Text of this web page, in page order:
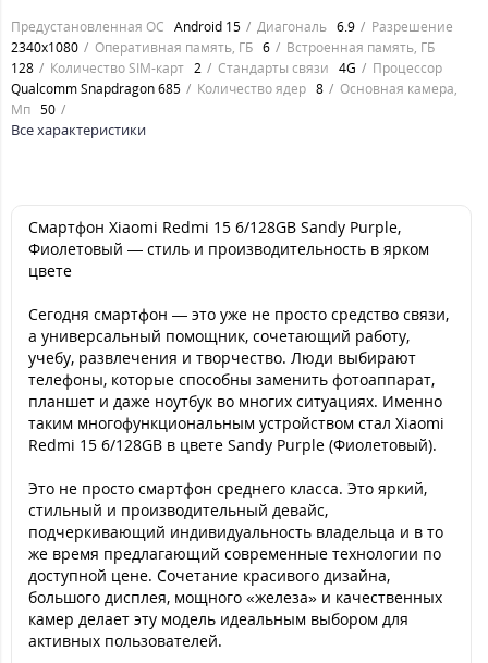
Предустановленная ОС Android 15 Диагональ 6.9
Разрешение
2340x1080
Оперативная память, ГБ 6
Встроенная память, ГБ
128
Количество SIM-карт 2 Стандарты связи 4G
Процессор
Qualcomm Snapdragon 685
Количество ядер 8
Основная камера,
Мп 50
Все характеристики
Смартфон Xiaomi Redmi 15 6/128GB Sandy Purple,
Фиолетовый — стиль и производительность в ярком
цвете
Сегодня смартфон — это уже не просто средство связи,
а универсальный помощник, сочетающий работу,
учебу, развлечения и творчество. Люди выбирают
телефоны, которые способны заменить фотоаппарат,
планшет и даже ноутбук во многих ситуациях. Именно
таким многофункциональным устройством стал Xiaomi
Redmi 15 6/128GB в цвете Sandy Purple (Фиолетовый).
Это не просто смартфон среднего класса. Это яркий,
стильный и производительный девайс,
подчеркивающий индивидуальность владельца и в то
же время предлагающий современные технологии по
доступной цене. Сочетание красивого дизайна,
большого дисплея, мощного «железа» и качественных
камер делает эту модель идеальным выбором для
активных пользователей.